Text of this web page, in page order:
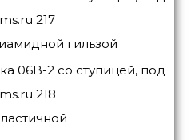
гильзой